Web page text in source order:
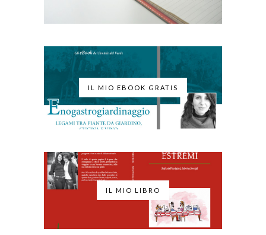
IL MIO EBOOK GRATIS
IL MIO LIBRO